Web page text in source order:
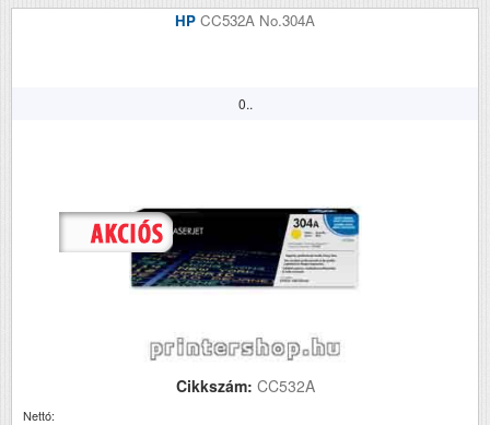
HP CC532A No.304A
0..
Cikkszám: CC532A
Nettó: